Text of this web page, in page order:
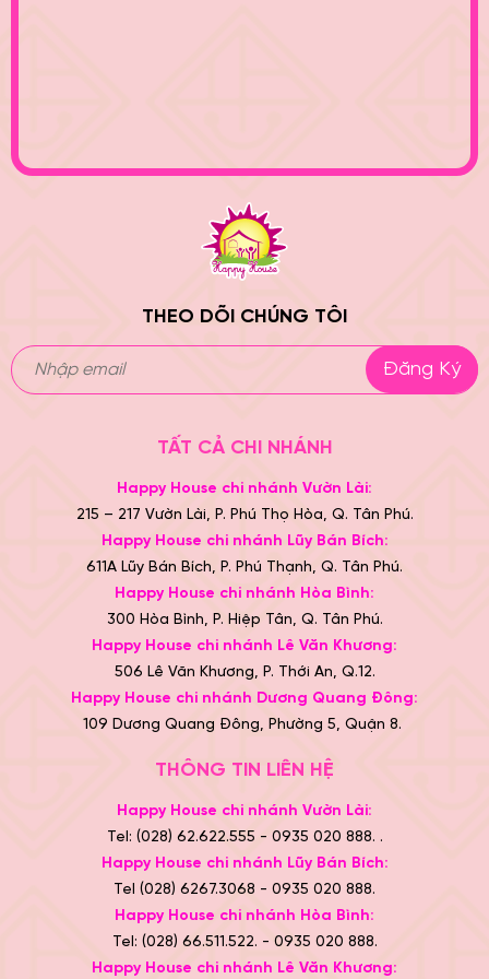
THEO DÕI CHÚNG TÔI
Đăng Ký
TẤT CẢ CHI NHÁNH
Happy House chi nhánh Vườn Lài:
215 – 217 Vườn Lài, P. Phú Thọ Hòa, Q. Tân Phú.
Happy House chi nhánh Lũy Bán Bích:
611A Lũy Bán Bích, P. Phú Thạnh, Q. Tân Phú.
Happy House chi nhánh Hòa Bình:
300 Hòa Bình, P. Hiệp Tân, Q. Tân Phú.
Happy House chi nhánh Lê Văn Khương:
506 Lê Văn Khương, P. Thới An, Q.12.
Happy House chi nhánh Dương Quang Đông:
109 Dương Quang Đông, Phường 5, Quận 8.
THÔNG TIN LIÊN HỆ
Happy House chi nhánh Vườn Lài:
Tel: (028) 62.622.555 - 0935 020 888. .
Happy House chi nhánh Lũy Bán Bích:
Tel (028) 6267.3068 - 0935 020 888.
Happy House chi nhánh Hòa Bình:
Tel: (028) 66.511.522. - 0935 020 888.
Happy House chi nhánh Lê Văn Khương: